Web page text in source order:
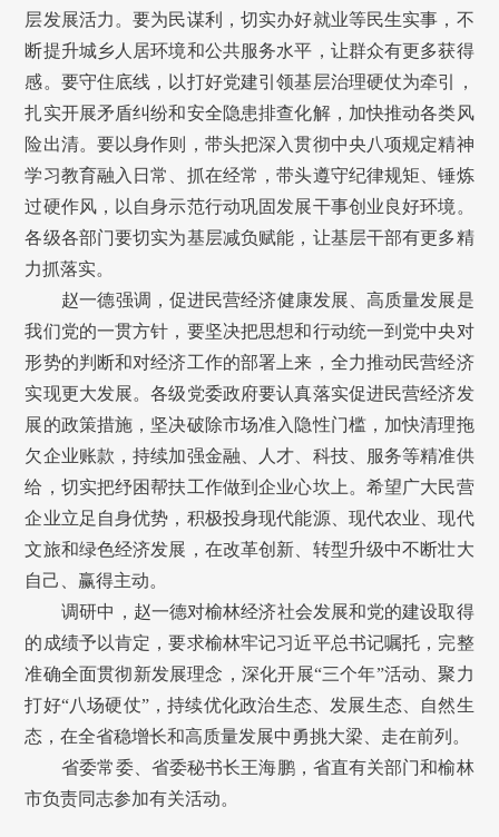
层发展活力。要为民谋利，切实办好就业等民生实事，不
断提升城乡人居环境和公共服务水平，让群众有更多获得
感。要守住底线，以打好党建引领基层治理硬仗为牵引，
扎实开展矛盾纠纷和安全隐患排查化解，加快推动各类风
险出清。要以身作则，带头把深入贯彻中央八项规定精神
学习教育融入日常、抓在经常，带头遵守纪律规矩、锤炼
过硬作风，以自身示范行动巩固发展干事创业良好环境。
各级各部门要切实为基层减负赋能，让基层干部有更多精
力抓落实。
赵一德强调，促进民营经济健康发展、高质量发展是
我们党的一贯方针，要坚决把思想和行动统一到党中央对
形势的判断和对经济工作的部署上来，全力推动民营经济
实现更大发展。各级党委政府要认真落实促进民营经济发
展的政策措施，坚决破除市场准入隐性门槛，加快清理拖
欠企业账款，持续加强金融、人才、科技、服务等精准供
给，切实把纾困帮扶工作做到企业心坎上。希望广大民营
企业立足自身优势，积极投身现代能源、现代农业、现代
文旅和绿色经济发展，在改革创新、转型升级中不断壮大
自己、赢得主动。
调研中，赵一德对榆林经济社会发展和党的建设取得
的成绩予以肯定，要求榆林牢记习近平总书记嘱托，完整
准确全面贯彻新发展理念，深化开展“三个年”活动、聚力
打好“八场硬仗”，持续优化政治生态、发展生态、自然生
态，在全省稳增长和高质量发展中勇挑大梁、走在前列。
省委常委、省委秘书长王海鹏，省直有关部门和榆林
市负责同志参加有关活动。